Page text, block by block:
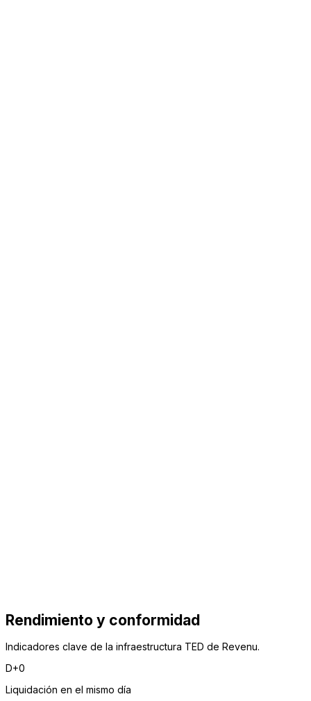
Rendimiento y conformidad
Indicadores clave de la infraestructura TED de Revenu.
D+0
Liquidación en el mismo día